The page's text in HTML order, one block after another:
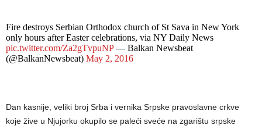
Fire destroys Serbian Orthodox church of St Sava in New York
only hours after Easter celebrations, via NY Daily News
pic.twitter.com/Za2gTvpuNP— Balkan Newsbeat
(@BalkanNewsbeat) May 2, 2016
Dan kasnije, veliki broj Srba i vernika Srpske pravoslavne crkve
koje žive u Njujorku okupilo se paleći sveće na zgarištu srpske